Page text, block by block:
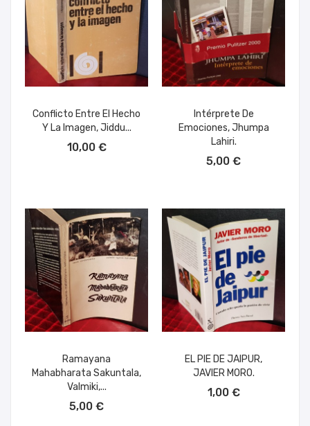
Conflicto Entre El Hecho
Y La Imagen, Jiddu...
10,00 €
Intérprete De
Emociones, Jhumpa
Lahiri.
5,00 €
Ramayana
Mahabharata Sakuntala,
Valmiki,...
5,00 €
EL PIE DE JAIPUR,
JAVIER MORO.
1,00 €